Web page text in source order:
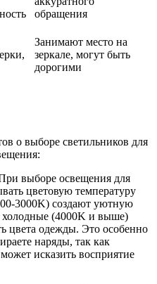
обращения
Занимают место на
зеркале, могут быть
дорогими
о выборе светильников для
выборе освещения для
цветовую температуру
3000K) создают уютную
холодные (4000K и выше)
цвета одежды. Это особенно
наряды, так как
исказить восприятие